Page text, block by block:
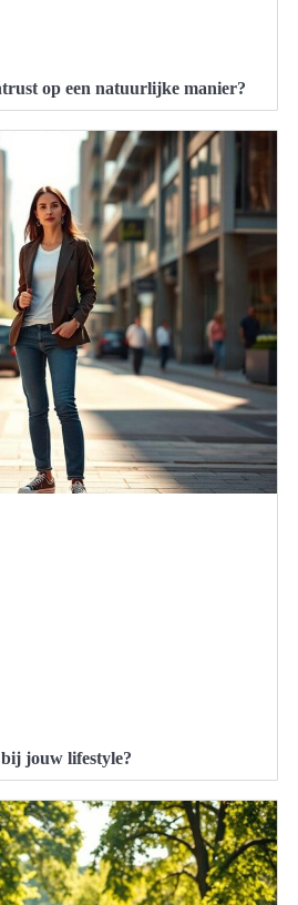
op een natuurlijke manier?
jouw lifestyle?